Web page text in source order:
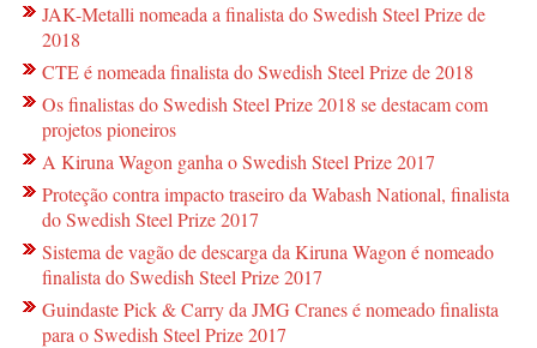
JAK-Metalli nomeada a finalista do Swedish Steel Prize de
2018
CTE é nomeada finalista do Swedish Steel Prize de 2018
Os finalistas do Swedish Steel Prize 2018 se destacam com
projetos pioneiros
A Kiruna Wagon ganha o Swedish Steel Prize 2017
Proteção contra impacto traseiro da Wabash National, finalista
do Swedish Steel Prize 2017
Sistema de vagão de descarga da Kiruna Wagon é nomeado
finalista do Swedish Steel Prize 2017
Guindaste Pick & Carry da JMG Cranes é nomeado finalista
para o Swedish Steel Prize 2017